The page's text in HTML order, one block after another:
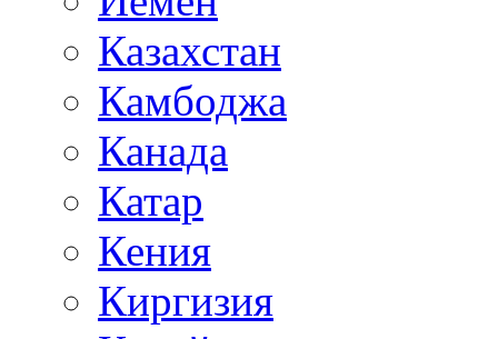
Казахстан
Камбоджа
Канада
Катар
Кения
Киргизия